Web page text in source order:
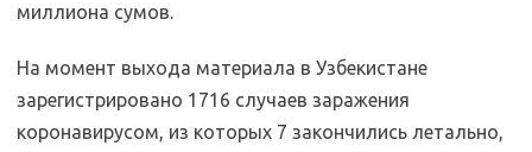
миллиона сумов.
На момент выхода материала в Узбекистане
зарегистрировано 1716 случаев заражения
коронавирусом, из которых 7 закончились летально,